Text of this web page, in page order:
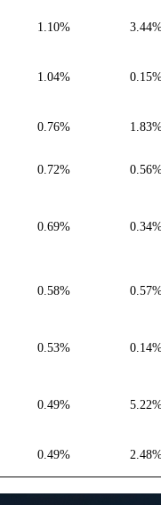
1.10%
1.04%
0.76%
0.72%
0.69%
0.58%
0.53%
0.49%
0.49%